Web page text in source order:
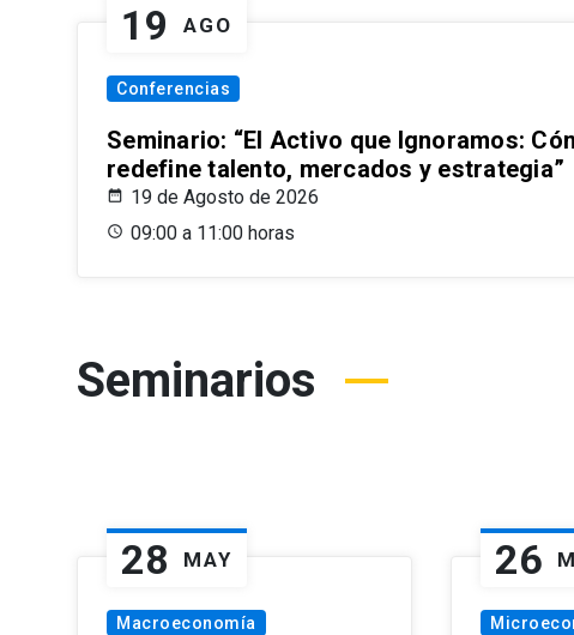
19 AGO
Conferencias
Seminario: “El Activo que Ignoramos:
redefine talento, mercados y estrategia”
19 de Agosto de 2026
09:00 a 11:00 horas
Seminarios
28 MAY
Macroeconomía
26